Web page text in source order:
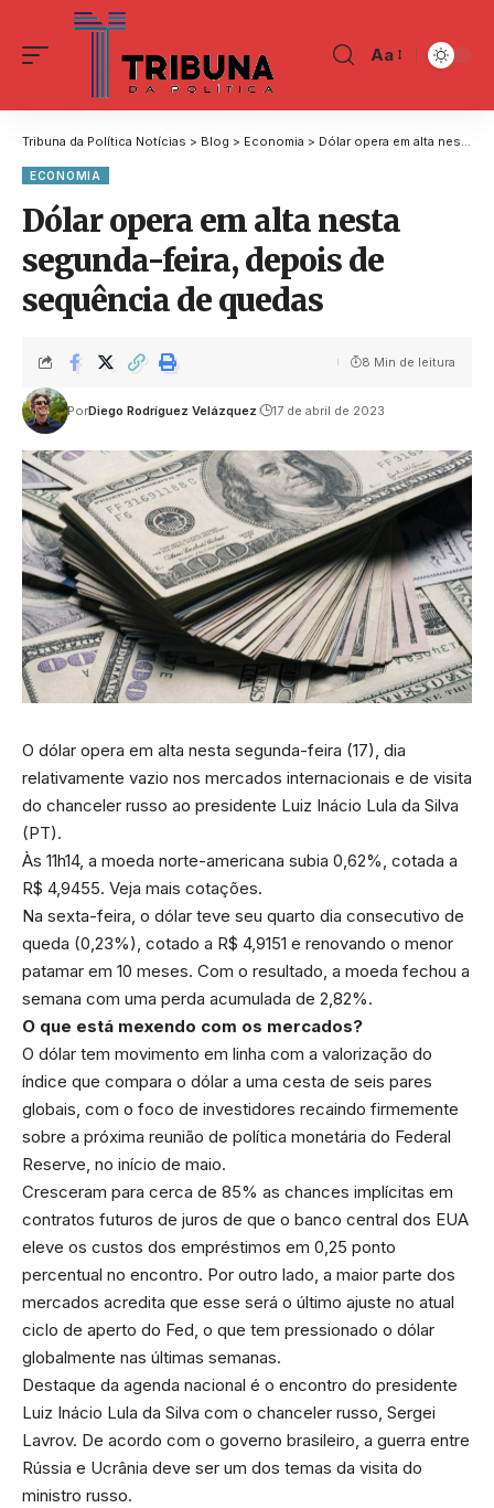
Aa
Tribuna da Política Notícias > Blog > Economia > Dólar opera em alta nesta segunda-feira, depois de sequência de quedas
ECONOMIA
Dólar opera em alta nesta
segunda-feira, depois de
sequência de quedas
PorDiego Rodríguez Velázquez 17 de abril de 2023
8 Min de leitura
O dólar opera em alta nesta segunda-feira (17), dia
relativamente vazio nos mercados internacionais e de visita
do chanceler russo ao presidente Luiz Inácio Lula da Silva
(PT).
Às 11h14, a moeda norte-americana subia 0,62%, cotada a
R$ 4,9455. Veja mais cotações.
Na sexta-feira, o dólar teve seu quarto dia consecutivo de
queda (0,23%), cotado a R$ 4,9151 e renovando o menor
patamar em 10 meses. Com o resultado, a moeda fechou a
semana com uma perda acumulada de 2,82%.
O que está mexendo com os mercados?
O dólar tem movimento em linha com a valorização do
índice que compara o dólar a uma cesta de seis pares
globais, com o foco de investidores recaindo firmemente
sobre a próxima reunião de política monetária do Federal
Reserve, no início de maio.
Cresceram para cerca de 85% as chances implícitas em
contratos futuros de juros de que o banco central dos EUA
eleve os custos dos empréstimos em 0,25 ponto
percentual no encontro. Por outro lado, a maior parte dos
mercados acredita que esse será o último ajuste no atual
ciclo de aperto do Fed, o que tem pressionado o dólar
globalmente nas últimas semanas.
Destaque da agenda nacional é o encontro do presidente
Luiz Inácio Lula da Silva com o chanceler russo, Sergei
Lavrov. De acordo com o governo brasileiro, a guerra entre
Rússia e Ucrânia deve ser um dos temas da visita do
ministro russo.